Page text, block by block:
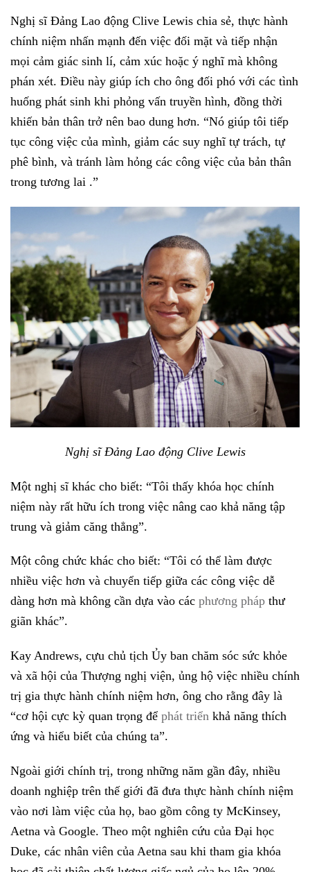
Nghị sĩ Đảng Lao động Clive Lewis chia sẻ, thực hành
chính niệm nhấn mạnh đến việc đối mặt và tiếp nhận
mọi cảm giác sinh lí, cảm xúc hoặc ý nghĩ mà không
phán xét. Điều này giúp ích cho ông đối phó với các tình
huống phát sinh khi phỏng vấn truyền hình, đồng thời
khiến bản thân trở nên bao dung hơn. “Nó giúp tôi tiếp
tục công việc của mình, giảm các suy nghĩ tự trách, tự
phê bình, và tránh làm hỏng các công việc của bản thân
trong tương lai .”
Nghị sĩ Đảng Lao động Clive Lewis
Một nghị sĩ khác cho biết: “Tôi thấy khóa học chính
niệm này rất hữu ích trong việc nâng cao khả năng tập
trung và giảm căng thẳng”.
Một công chức khác cho biết: “Tôi có thể làm được
nhiều việc hơn và chuyển tiếp giữa các công việc dễ
dàng hơn mà không cần dựa vào các phương pháp thư
giãn khác”.
Kay Andrews, cựu chủ tịch Ủy ban chăm sóc sức khỏe
và xã hội của Thượng nghị viện, ủng hộ việc nhiều chính
trị gia thực hành chính niệm hơn, ông cho rằng đây là
“cơ hội cực kỳ quan trọng để phát triển khả năng thích
ứng và hiểu biết của chúng ta”.
Ngoài giới chính trị, trong những năm gần đây, nhiều
doanh nghiệp trên thế giới đã đưa thực hành chính niệm
vào nơi làm việc của họ, bao gồm công ty McKinsey,
Aetna và Google. Theo một nghiên cứu của Đại học
Duke, các nhân viên của Aetna sau khi tham gia khóa